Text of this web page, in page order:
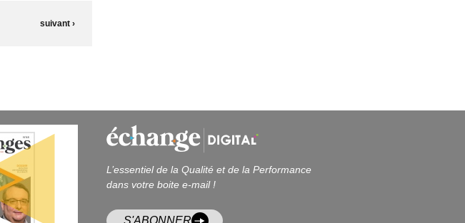
suivant ›
L’essentiel de la Qualité et de la Performance
dans votre boite e-mail !
S'ABONNER